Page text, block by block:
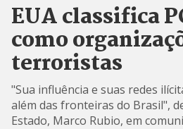
EUA classifica
como
terroristas
"Sua influência e suas redes
além das fronteiras do Brasil",
Estado, Marco Rubio, em